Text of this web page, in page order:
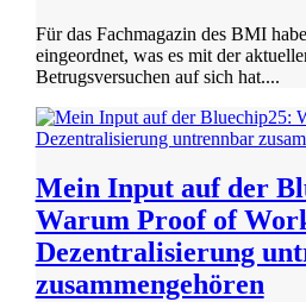
Für das Fachmagazin des BMI
eingeordnet, was es mit der
Betrugsversuchen auf sich hat....
Mein Input auf der
Warum Proof of
Dezentralisierung
zusammengehören